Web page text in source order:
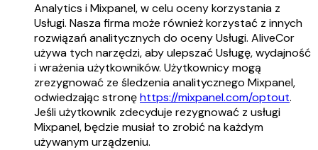
Analytics i Mixpanel, w celu oceny korzystania z
Usługi. Nasza firma może również korzystać z innych
rozwiązań analitycznych do oceny Usługi. AliveCor
używa tych narzędzi, aby ulepszać Usługę, wydajność
i wrażenia użytkowników. Użytkownicy mogą
zrezygnować ze śledzenia analitycznego Mixpanel,
odwiedzając stronęhttps://mixpanel.com/optout.
Jeśli użytkownik zdecyduje rezygnować z usługi
Mixpanel, będzie musiał to zrobić na każdym
używanym urządzeniu.